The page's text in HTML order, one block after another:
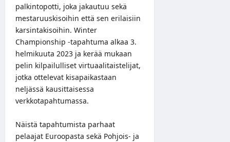
palkintopotti, joka jakautuu sekä
mestaruuskisoihin että sen erilaisiin
karsintakisoihin. Winter
Championship -tapahtuma alkaa 3.
helmikuuta 2023 ja kerää mukaan
pelin kilpailulliset virtuaalitaistelijat,
jotka ottelevat kisapaikastaan
neljässä kausittaisessa
verkkotapahtumassa.
Näistä tapahtumista parhaat
pelaajat Euroopasta sekä Pohjois- ja